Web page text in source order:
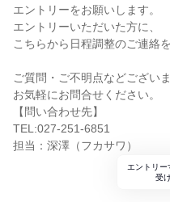
エントリーをお願いします。
エントリーいただいた方に、
こちらから日程調整のご連絡
ご質問・ご不明点などござい
お気軽にお問合せください。
【問い合わせ先】
TEL:027-251-6851
担当：深澤（フカサワ）
エントリー
受